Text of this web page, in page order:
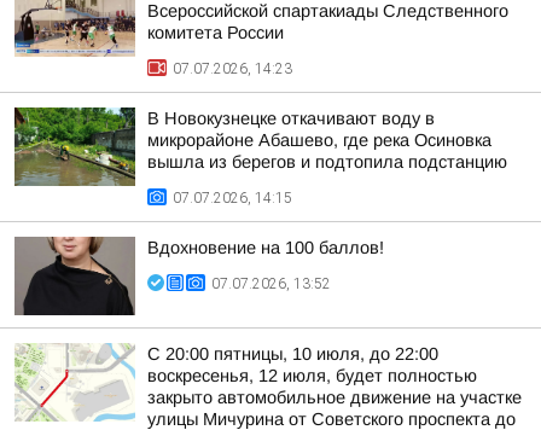
Всероссийской спартакиады Следственного
комитета России
07.07.2026, 14:23
В Новокузнецке откачивают воду в
микрорайоне Абашево, где река Осиновка
вышла из берегов и подтопила подстанцию
07.07.2026, 14:15
Вдохновение на 100 баллов!
07.07.2026, 13:52
С 20:00 пятницы, 10 июля, до 22:00
воскресенья, 12 июля, будет полностью
закрыто автомобильное движение на участке
улицы Мичурина от Советского проспекта до